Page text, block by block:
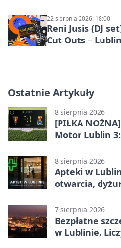
22 sierpnia 2026, 18:00
Reni Jusis (DJ
Cut Outs –
Ostatnie Artykuły
8 sierpnia 2026
[PIŁKA
Motor Lublin
Ekstraklasy
8 sierpnia 2026
Apteki w
otwarcia,
7 sierpnia 2026
Bezpłatne
w Lublinie.